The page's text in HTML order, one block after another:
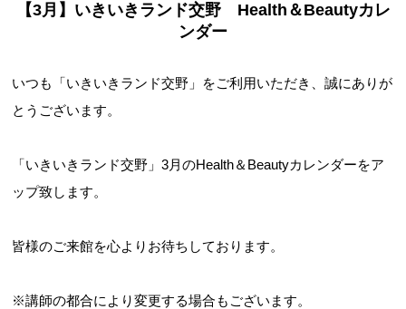
お問合せフォーム
交野市施設予約システム
【3月】いきいきランド交野 Health＆Beautyカレ
ンダー
いつも「いきいきランド交野」をご利用いただき、誠にありが
とうございます。
「いきいきランド交野」3月のHealth＆Beautyカレンダーをア
ップ致します。
皆様のご来館を心よりお待ちしております。
※講師の都合により変更する場合もございます。